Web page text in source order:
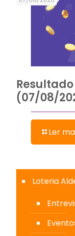
(07/08/
Ler
Loteria